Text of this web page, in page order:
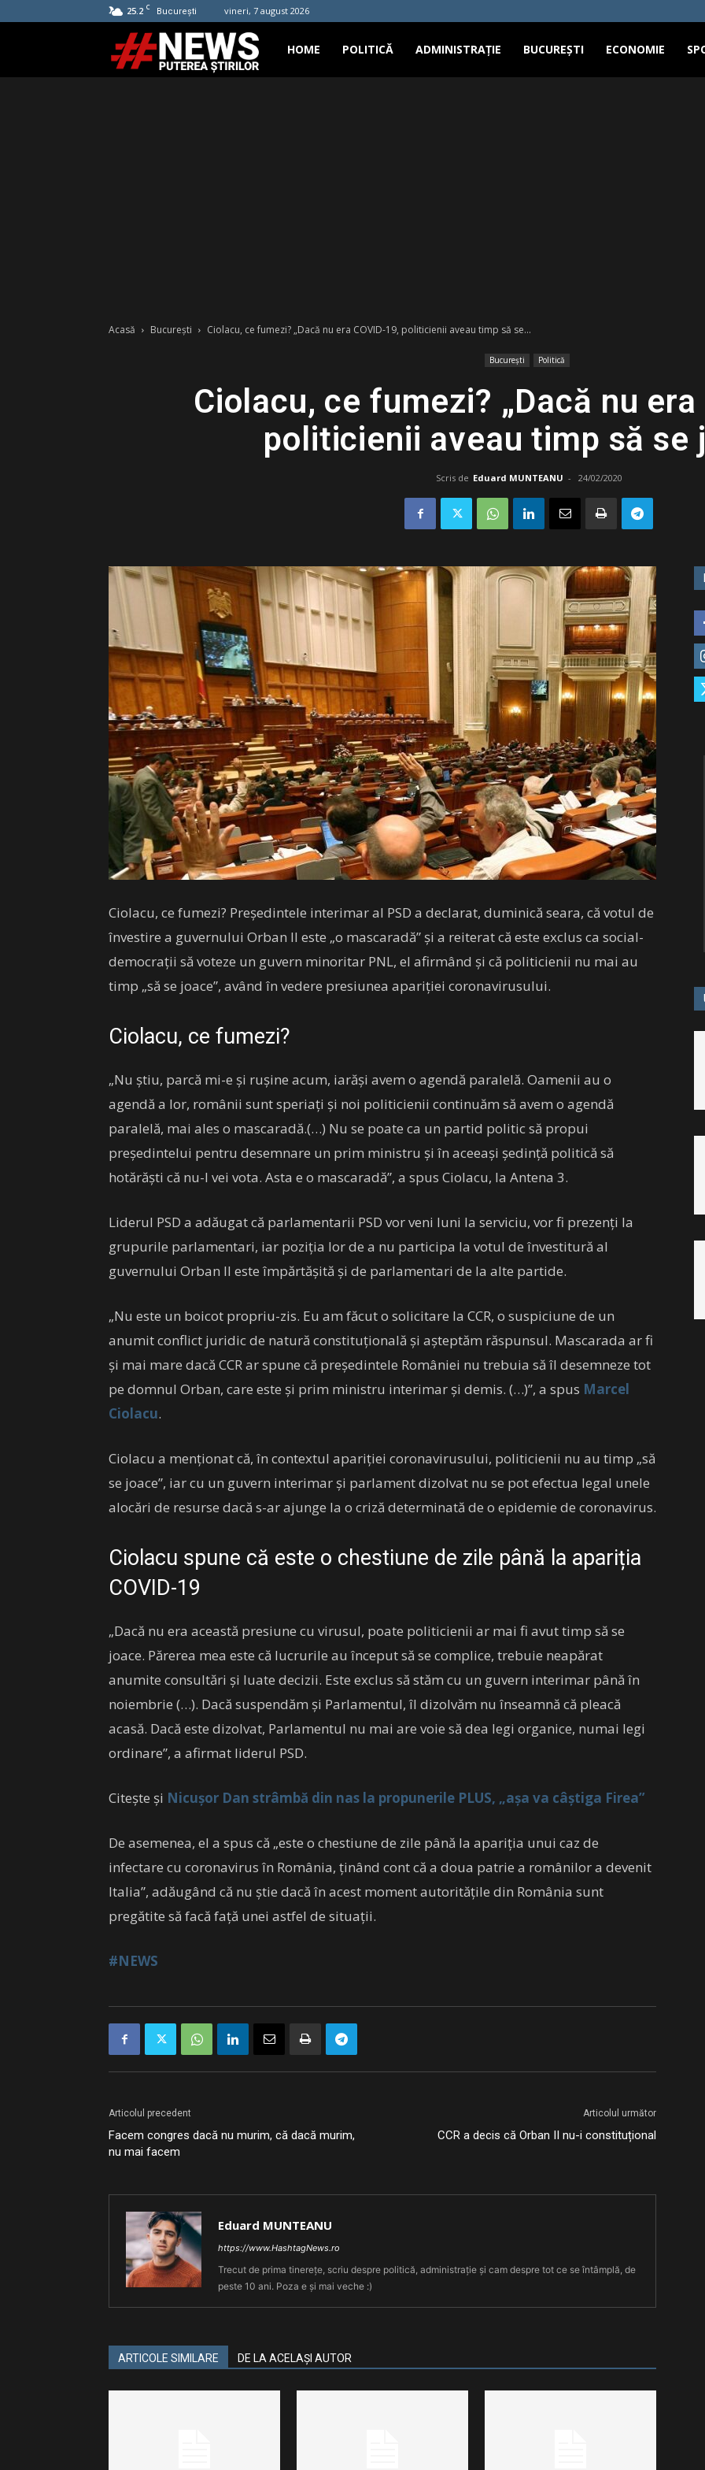
25.2 C București vineri, 7 august 2026
Hashtag
HOME POLITICĂ ADMINISTRAȚIE BUCUREȘTI ECONOMIE
Acasă București Ciolacu, ce fumezi? „Dacă nu era COVID-19, politicienii aveau timp să se...
București Politică
Ciolacu, ce fumezi? „Dacă nu era
politicienii aveau timp să se
Scris de Eduard MUNTEANU - 24/02/2020
Ciolacu, ce fumezi? Preşedintele interimar al PSD a declarat, duminică seara, că votul de
învestire a guvernului Orban II este „o mascaradă” şi a reiterat că este exclus ca social-
democraţii să voteze un guvern minoritar PNL, el afirmând şi că politicienii nu mai au
timp „să se joace”, având în vedere presiunea apariţiei coronavirusului.
Ciolacu, ce fumezi?
„Nu ştiu, parcă mi-e şi ruşine acum, iarăşi avem o agendă paralelă. Oamenii au o
agendă a lor, românii sunt speriaţi şi noi politicienii continuăm să avem o agendă
paralelă, mai ales o mascaradă.(…) Nu se poate ca un partid politic să propui
preşedintelui pentru desemnare un prim ministru şi în aceeaşi şedinţă politică să
hotărăşti că nu-l vei vota. Asta e o mascaradă”, a spus Ciolacu, la Antena 3.
Liderul PSD a adăugat că parlamentarii PSD vor veni luni la serviciu, vor fi prezenţi la
grupurile parlamentari, iar poziţia lor de a nu participa la votul de învestitură al
guvernului Orban II este împărtăşită şi de parlamentari de la alte partide.
„Nu este un boicot propriu-zis. Eu am făcut o solicitare la CCR, o suspiciune de un
anumit conflict juridic de natură constituţională şi aşteptăm răspunsul. Mascarada ar fi
şi mai mare dacă CCR ar spune că preşedintele României nu trebuia să îl desemneze tot
pe domnul Orban, care este şi prim ministru interimar şi demis. (…)”, a spus Marcel
Ciolacu.
Ciolacu a menţionat că, în contextul apariţiei coronavirusului, politicienii nu au timp „să
se joace”, iar cu un guvern interimar şi parlament dizolvat nu se pot efectua legal unele
alocări de resurse dacă s-ar ajunge la o criză determinată de o epidemie de coronavirus.
Ciolacu spune că este o chestiune de zile până la apariția
COVID-19
„Dacă nu era această presiune cu virusul, poate politicienii ar mai fi avut timp să se
joace. Părerea mea este că lucrurile au început să se complice, trebuie neapărat
anumite consultări şi luate decizii. Este exclus să stăm cu un guvern interimar până în
noiembrie (…). Dacă suspendăm şi Parlamentul, îl dizolvăm nu înseamnă că pleacă
acasă. Dacă este dizolvat, Parlamentul nu mai are voie să dea legi organice, numai legi
ordinare”, a afirmat liderul PSD.
Citește și Nicușor Dan strâmbă din nas la propunerile PLUS, „aşa va câştiga Firea”
De asemenea, el a spus că „este o chestiune de zile până la apariţia unui caz de
infectare cu coronavirus în România, ţinând cont că a doua patrie a românilor a devenit
Italia”, adăugând că nu ştie dacă în acest moment autorităţile din România sunt
pregătite să facă faţă unei astfel de situaţii.
#NEWS
Articolul precedent
Facem congres dacă nu murim, că dacă murim,
nu mai facem
Articolul următor
CCR a decis că Orban II nu-i constituțional
Eduard MUNTEANU
https://www.HashtagNews.ro
Trecut de prima tinerețe, scriu despre politică, administrație și cam despre tot ce se întâmplă, de
peste 10 ani. Poza e și mai veche :)
ARTICOLE SIMILARE DE LA ACELAȘI AUTOR